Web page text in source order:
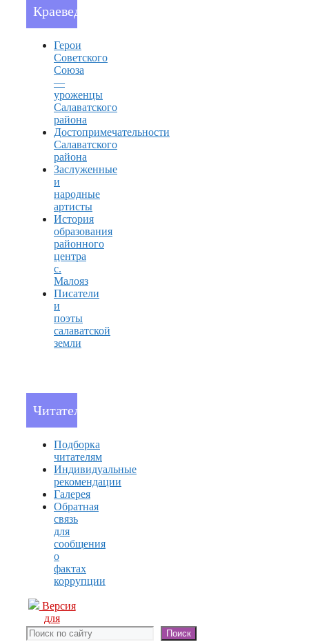
Краеведение
Герои
Советского
Союза
—
уроженцы
Салаватского
района
Достопримечательности
Салаватского
района
Заслуженные
и
народные
артисты
История
образования
районного
центра
с.
Малояз
Писатели
и
поэты
салаватской
земли
Читателям
Подборка
читателям
Индивидуальные
рекомендации
Галерея
Обратная
связь
для
сообщения
о
фактах
коррупции
Версия
для
слабовидящих
Поиск Поиск